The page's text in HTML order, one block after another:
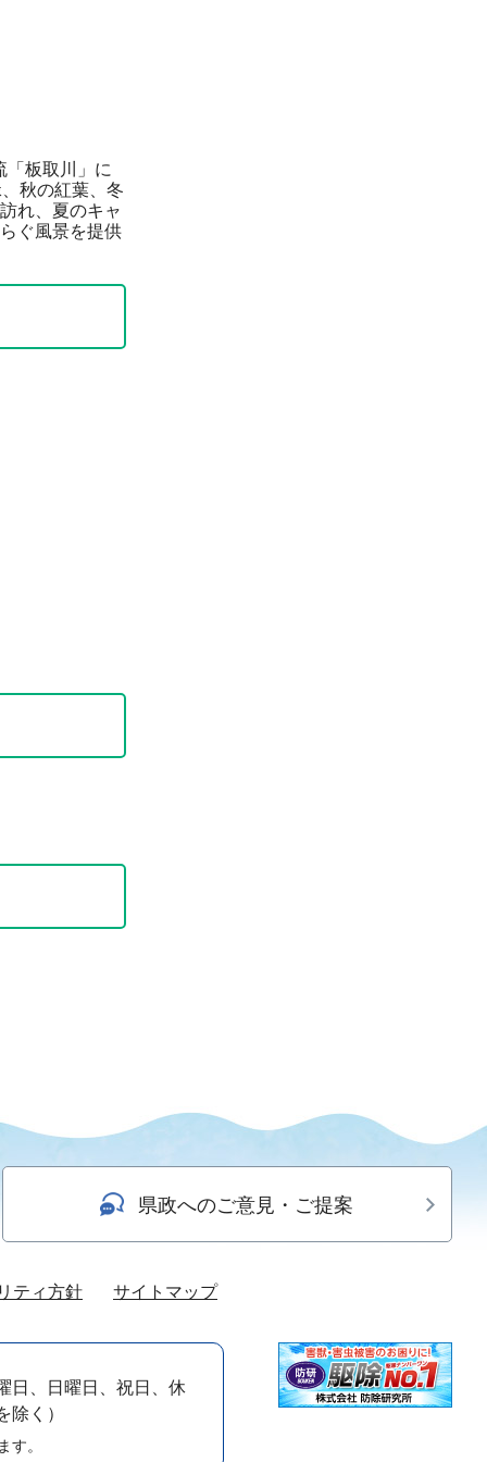
板取川」に
秋の紅葉、冬
れ、夏のキャ
ぐ風景を提供
県政へのご意見・ご提案
ティ方針 サイトマップ
日、日曜日、祝日、休
除く）
す。